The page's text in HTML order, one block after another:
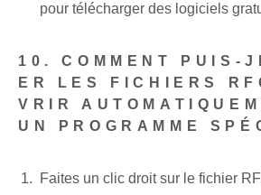
pour télécharger des logiciels
10. COMMENT PUIS-
ER LES FICHIERS
VRIR
UN PROGRAMME
Faites un clic droit sur le fichier